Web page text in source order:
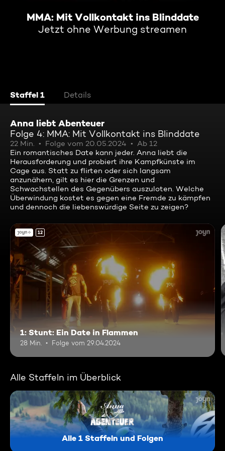
MMA: Mit Vollkontakt ins Blinddate
Jetzt ohne Werbung streamen
Staffel 1 Details
Anna liebt Abenteuer
Folge 4: MMA: Mit Vollkontakt ins Blinddate
22 Min. Folge vom 20.05.2024
Ab 12
Ein romantisches Date kann jeder. Anna liebt die
Herausforderung und probiert ihre Kampfkünste im
Cage aus. Statt zu flirten oder sich langsam
anzunähern, gilt es hier die Grenzen und
Schwachstellen des Gegenübers auszuloten. Welche
Überwindung kostet es gegen eine Fremde zu kämpfen
und dennoch die liebenswürdige Seite zu zeigen?
12
1: Stunt: Ein Date in Flammen
28 Min. Folge vom 29.04.2024
Alle Staffeln im Überblick
Alle 1 Staffeln und Folgen